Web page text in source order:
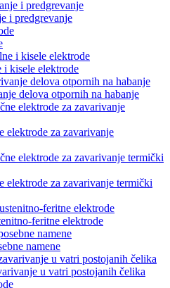
i predgrevanje
kisele elektrode
delova otpornih na habanje
elektrode za zavarivanje
elektrode za zavarivanje termički
feritne elektrode
namene
u vatri postojanih čelika